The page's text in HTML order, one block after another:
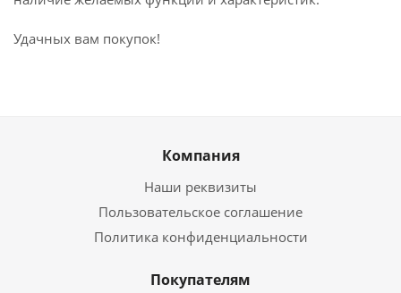
Удачных вам покупок!
Компания
Наши реквизиты
Пользовательское соглашение
Политика конфиденциальности
Покупателям